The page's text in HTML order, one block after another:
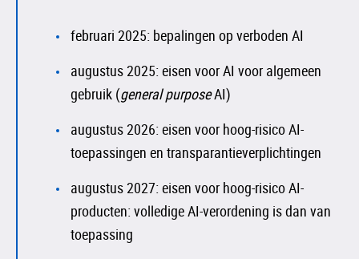
februari 2025: bepalingen op verboden AI
augustus 2025: eisen voor AI voor algemeen
gebruik (general purposeAI)
augustus 2026: eisen voor hoog-risico AI-
toepassingen en transparantieverplichtingen
augustus 2027: eisen voor hoog-risico AI-
producten: volledige AI-verordening is dan van
toepassing